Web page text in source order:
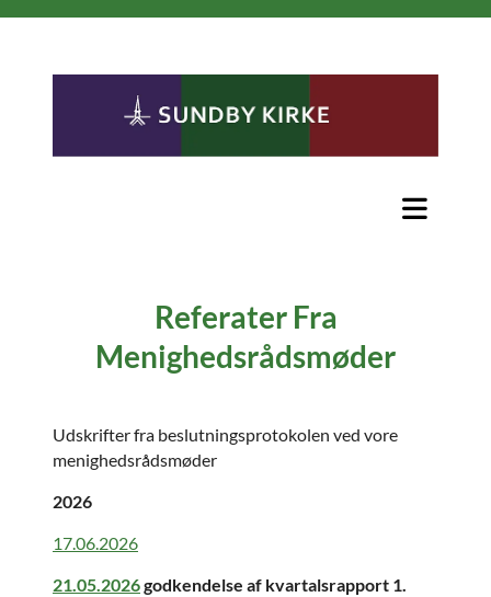
Referater Fra
Menighedsrådsmøder
Udskrifter fra beslutningsprotokolen ved vore
menighedsrådsmøder
2026
17.06.2026
21.05.2026godkendelse af kvartalsrapport 1.